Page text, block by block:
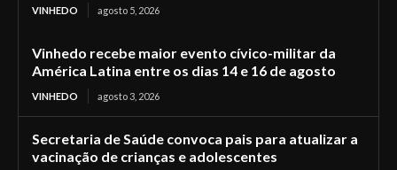
VINHEDO agosto 5, 2026
Vinhedo recebe maior evento cívico-militar da
América Latina entre os dias 14 e 16 de agosto
VINHEDO agosto 3, 2026
Secretaria de Saúde convoca pais para atualizar a
vacinação de crianças e adolescentes